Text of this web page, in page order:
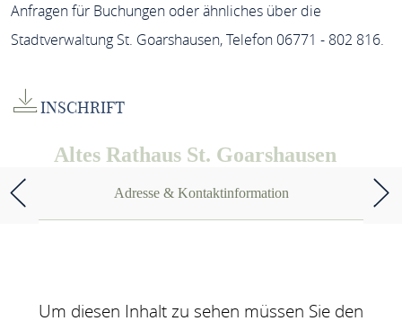
Anfragen für Buchungen oder ähnliches über die
Stadtverwaltung St. Goarshausen, Telefon 06771 - 802 816.
INSCHRIFT
Altes Rathaus St. Goarshausen
Adresse & Kontaktinformation
Um diesen Inhalt zu sehen müssen Sie den